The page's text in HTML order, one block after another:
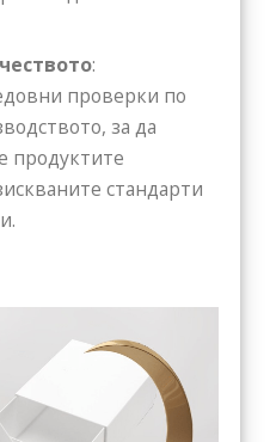
:
проверки по
за да
продуктите
стандарти